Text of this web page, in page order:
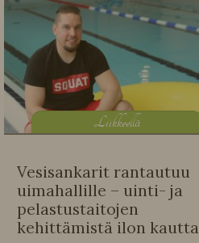
Liikkeellä
Vesisankarit rantautuu
uimahallille – uinti- ja
pelastustaitojen
kehittämistä ilon kautta